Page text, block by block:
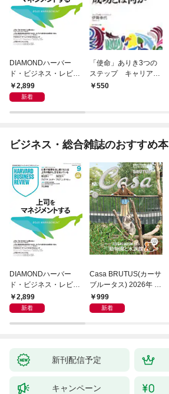
DIAMONDハーバー
ド・ビジネス・レビュ
ー 2026年9月号 特集
「上司をマネジメント
2,899
新着
「使命」ありき3つの
ステップ キャリアの
成功とは何か
550
ビジネス・総合雑誌のおすすめ本
DIAMONDハーバー
ド・ビジネス・レビュ
ー 2026年9月号 特集
「上司をマネジメント
2,899
新着
Casa BRUTUS(カーサ
ブルータス) 2026年 9
月号 [もっと学べる！
動物園と水族館]
999
新着
新刊配信予定
キャンペーン